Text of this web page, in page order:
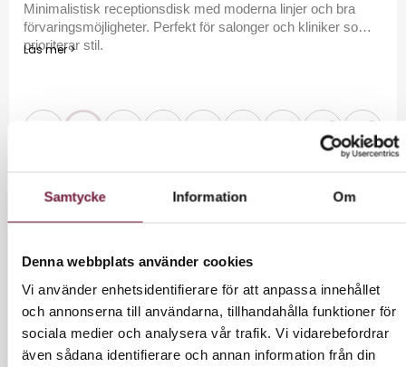
Samtycke Information Om
Denna webbplats använder cookies
Vi använder enhetsidentifierare för att anpassa innehållet
och annonserna till användarna, tillhandahålla funktioner för
sociala medier och analysera vår trafik. Vi vidarebefordrar
även sådana identifierare och annan information från din
Minimalistisk receptionsdisk med moderna linjer och bra
förvaringsmöjligheter. Perfekt för salonger och kliniker som
prioriterar stil.
Läs mer >
LÄGG I VARUKORG